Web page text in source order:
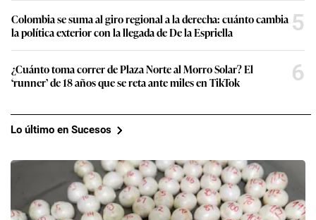
Colombia se suma al giro regional a la derecha: cuánto cambia
la política exterior con la llegada de De la Espriella
5
¿Cuánto toma correr de Plaza Norte al Morro Solar? El
‘runner’ de 18 años que se reta ante miles en TikTok
6
Lo último en Sucesos